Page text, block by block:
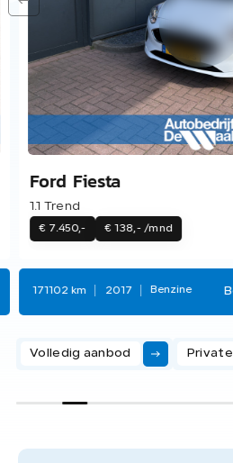
Ford Fiesta
1.1 Trend
€ 7.450,- € 138,- /mnd
171102 km 2017 Benzine
Volledig aanbod